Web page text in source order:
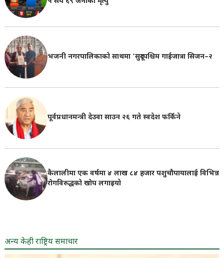
भजनी नगरपालिकाको साथमा ‘सुदूरपश्चिम गाईजात्रा सिजन–२
पूर्वप्रधानमन्त्री देउवा साउन २६ गते स्वदेश फर्किने
कैलालीमा एक वर्षमा ४ लाख ८४ हजार पशुचौपायालाई विभिन्न
रोगविरुद्धको खोप लगाइयाे
अन्य केही राष्ट्रिय समाचार